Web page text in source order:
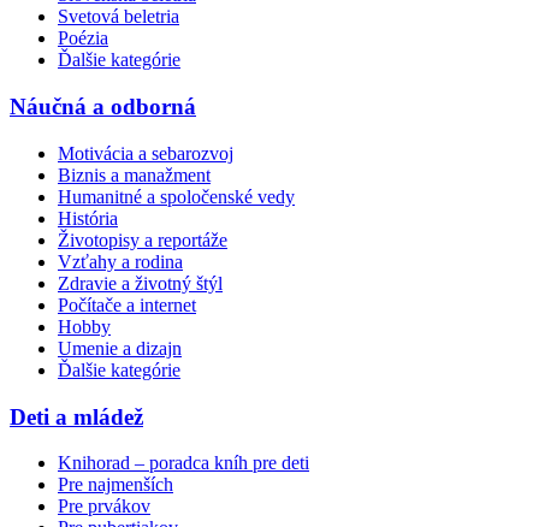
Svetová beletria
Poézia
Ďalšie kategórie
Náučná a odborná
Motivácia a sebarozvoj
Biznis a manažment
Humanitné a spoločenské vedy
História
Životopisy a reportáže
Vzťahy a rodina
Zdravie a životný štýl
Počítače a internet
Hobby
Umenie a dizajn
Ďalšie kategórie
Deti a mládež
Knihorad – poradca kníh pre deti
Pre najmenších
Pre prvákov